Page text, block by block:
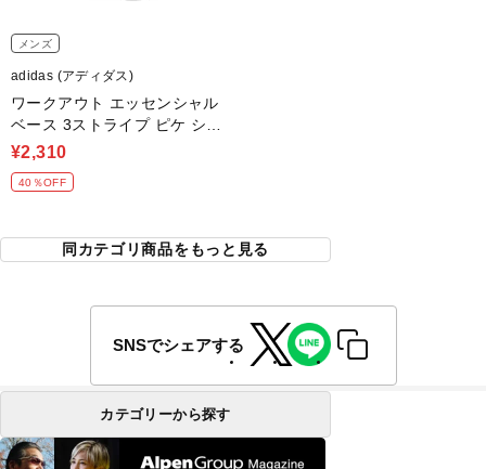
メンズ
adidas (アディダス)
ワークアウト エッセンシャル
ベース 3ストライプ ピケ ショ
ート 9インチ
¥2,310
40％OFF
同カテゴリ商品をもっと見る
SNSでシェアする
カテゴリーから探す